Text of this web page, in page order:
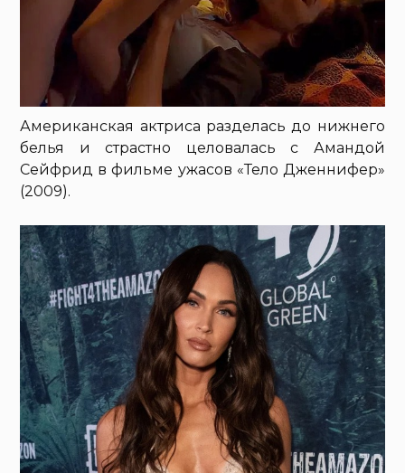
Американская актриса разделась до нижнего
белья и страстно целовалась с Амандой
Сейфрид в фильме ужасов «Тело Дженнифер»
(2009).